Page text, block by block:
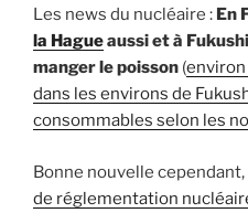
Les news du nucléaire : En
la Hagueaussi et à
manger le poisson (environ
dans les environs de
consommables selon les
Bonne nouvelle cependant,
de réglementation